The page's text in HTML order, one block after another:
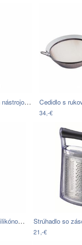
Sada 6 kuchynských nástrojov Joseph…
34,-€
Súprava 4 červených silikónových foriem…
21,-€